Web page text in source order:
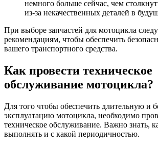
немного больше сейчас, чем
из-за некачественных деталей в
При выборе запчастей для мотоцикла
рекомендациям, чтобы обеспечить
вашего транспортного средства.
Как провести техническое
обслуживание мотоцикла?
Для того чтобы обеспечить длительную и
эксплуатацию мотоцикла, необходимо
техническое обслуживание. Важно знать,
выполнять и с какой периодичностью.